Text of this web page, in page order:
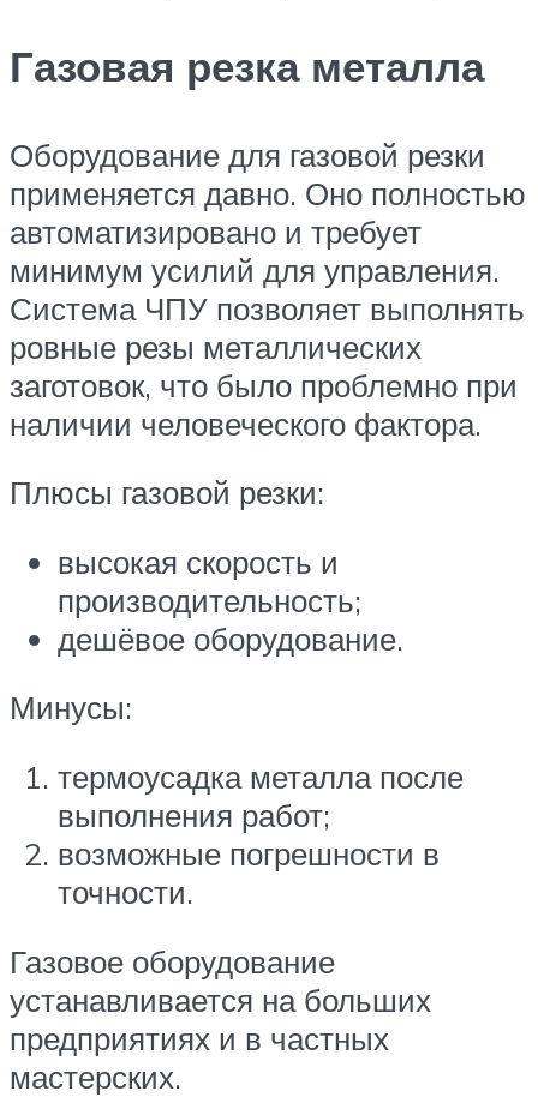
Газовая резка металла
Оборудование для газовой резки
применяется давно. Оно полностью
автоматизировано и требует
минимум усилий для управления.
Система ЧПУ позволяет выполнять
ровные резы металлических
заготовок, что было проблемно при
наличии человеческого фактора.
Плюсы газовой резки:
высокая скорость и
производительность;
дешёвое оборудование.
Минусы:
термоусадка металла после
выполнения работ;
возможные погрешности в
точности.
Газовое оборудование
устанавливается на больших
предприятиях и в частных
мастерских.